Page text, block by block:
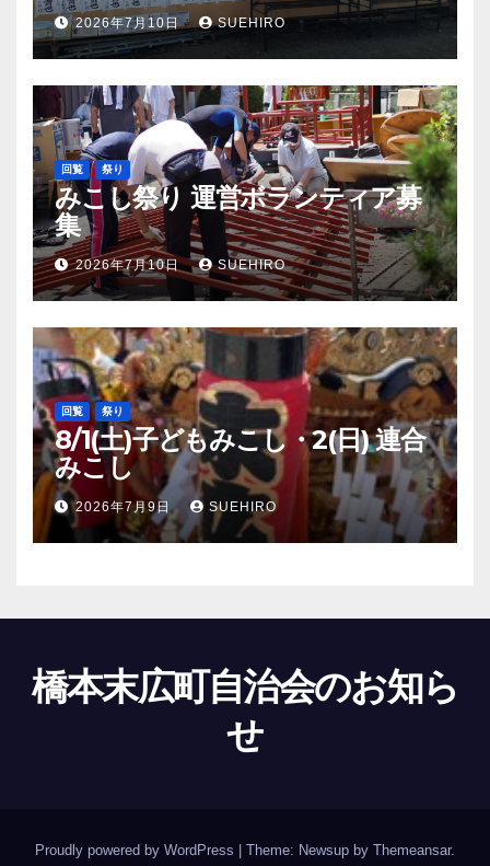
2026年7月10日 SUEHIRO
回覧 祭り
みこし祭り 運営ボランティア募
集
2026年7月10日 SUEHIRO
回覧 祭り
8/1(土)子どもみこし・2(日) 連合
みこし
2026年7月9日 SUEHIRO
橋本末広町自治会のお知ら
せ
Proudly powered by WordPress Theme: Newsup by Themeansar.